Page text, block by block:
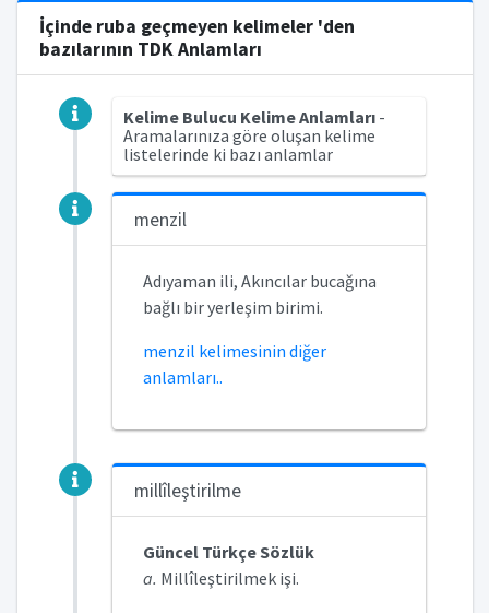
İçinde ruba geçmeyen kelimeler 'den
bazılarının TDK Anlamları
Kelime Bulucu Kelime Anlamları -
Aramalarınıza göre oluşan kelime
listelerinde ki bazı anlamlar
menzil
Adıyaman ili, Akıncılar bucağına
bağlı bir yerleşim birimi.
menzil kelimesinin diğer
anlamları..
millîleştirilme
Güncel Türkçe Sözlük
a. Millîleştirilmek işi.